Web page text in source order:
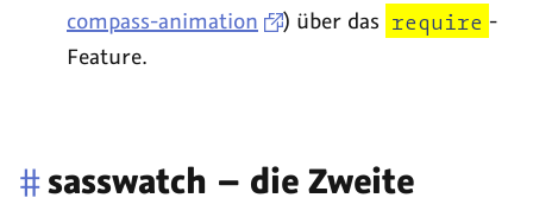
compass-animation
) über das require -
Feature.
#sasswatch – die Zweite